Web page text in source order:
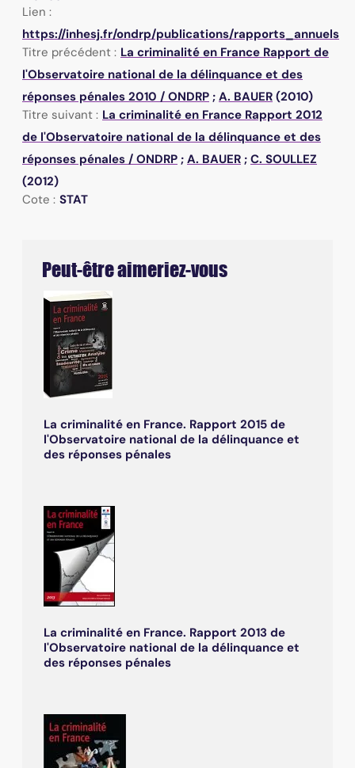
Lien :
https://inhesj.fr/ondrp/publications/rapports_annuels
Titre précédent : La criminalité en France Rapport de
l'Observatoire national de la délinquance et des
réponses pénales 2010 / ONDRP ; A. BAUER (2010)
Titre suivant : La criminalité en France Rapport 2012
de l'Observatoire national de la délinquance et des
réponses pénales / ONDRP ; A. BAUER ; C. SOULLEZ
(2012)
Cote : STAT
Peut-être aimeriez-vous
La criminalité en France. Rapport 2015 de
l'Observatoire national de la délinquance et
des réponses pénales
La criminalité en France. Rapport 2013 de
l'Observatoire national de la délinquance et
des réponses pénales